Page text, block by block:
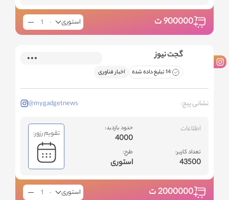
900000ت استوری
گجت نیوز
14 تبلیغ داده شده اخبار فناوری
نشانی پیج: @mygadgetnews
اطلاعات
تعداد کاربر:
43500
حدود بازدید:
4000
طرح:
استوری
تقویم رزور:
2000000ت استوری